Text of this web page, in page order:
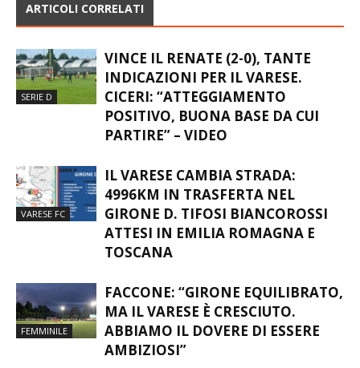
ARTICOLI CORRELATI
SERIE D
VINCE IL RENATE (2-0), TANTE
INDICAZIONI PER IL VARESE.
CICERI: “ATTEGGIAMENTO
POSITIVO, BUONA BASE DA CUI
PARTIRE” – VIDEO
VARESE FC
IL VARESE CAMBIA STRADA:
4996KM IN TRASFERTA NEL
GIRONE D. TIFOSI BIANCOROSSI
ATTESI IN EMILIA ROMAGNA E
TOSCANA
FEMMINILE
FACCONE: “GIRONE EQUILIBRATO,
MA IL VARESE È CRESCIUTO.
ABBIAMO IL DOVERE DI ESSERE
AMBIZIOSI”